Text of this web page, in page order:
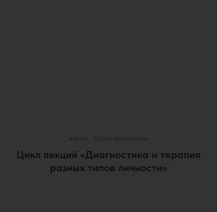
АВТОР - ЕЛЕНА МАЛАХОВА
Цикл лекций «Диагностика и терапия
разных типов личности»